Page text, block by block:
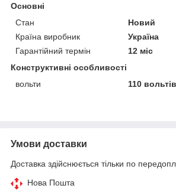
Основні
Стан
Новий
Країна виробник
Україна
Гарантійний термін
12 міс
Конструктивні особливості
вольти
110 вольтів
Умови доставки
Доставка здійснюється тільки по
Нова Пошта